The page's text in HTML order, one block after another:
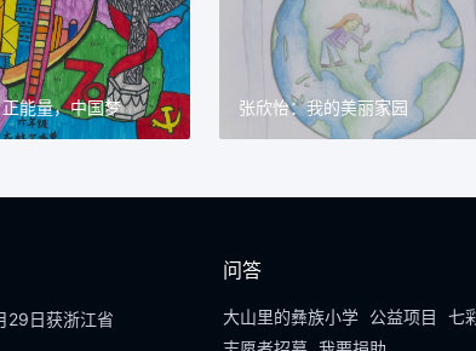
能量，中国梦 张欣怡：我的美丽家园
29日获浙江省
问答
大山里的彝族小学 公益项目
七